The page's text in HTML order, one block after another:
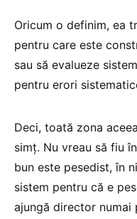
Oricum o definim, ea
pentru care este
sau să evalueze
pentru erori
Deci, toată zona
simț. Nu vreau să fiu
bun este pesedist, în
sistem pentru că e
ajungă director numai